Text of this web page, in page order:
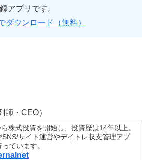
アプリです。
ダウンロード（無料）
師・CEO）
株式投資を開始し、投資歴は14年以上。
サイト運営やデイトレ収支管理アプ
ています。